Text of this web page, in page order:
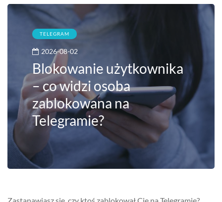
TELEGRAM
2026-08-02
Blokowanie użytkownika
– co widzi osoba
zablokowana na
Telegramie?